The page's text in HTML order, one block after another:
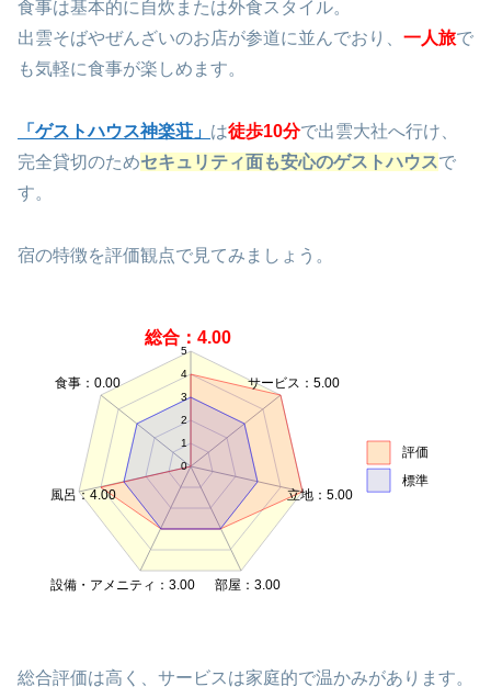
食事は基本的に自炊または外食スタイル。
出雲そばやぜんざいのお店が参道に並んでおり、 一人旅で
も気軽に食事が楽しめます。
「ゲストハウス神楽荘」 は徒歩10分で出雲大社へ行け、
完全貸切のためセキュリティ面も安心のゲストハウスで
す。
宿の特徴を評価観点で見てみましょう。
0
1
2
3
4
5
総合：4.00
サービス：5.00
立地：5.00
部屋：3.00
設備・アメニティ：3.00
風呂：4.00
食事：0.00
評価
標準
総合評価は高く、サービスは家庭的で温かみがあります。